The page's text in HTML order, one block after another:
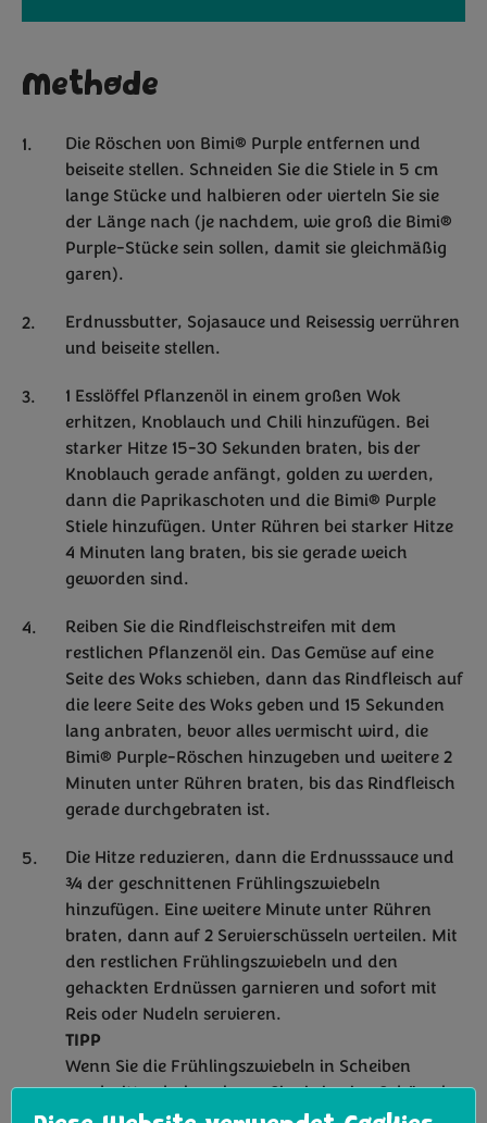
Methode
Die Röschen von Bimi® Purple entfernen und
beiseite stellen. Schneiden Sie die Stiele in 5 cm
lange Stücke und halbieren oder vierteln Sie sie
der Länge nach (je nachdem, wie groß die Bimi®
Purple-Stücke sein sollen, damit sie gleichmäßig
garen).
Erdnussbutter, Sojasauce und Reisessig verrühren
und beiseite stellen.
1 Esslöffel Pflanzenöl in einem großen Wok
erhitzen, Knoblauch und Chili hinzufügen. Bei
starker Hitze 15-30 Sekunden braten, bis der
Knoblauch gerade anfängt, golden zu werden,
dann die Paprikaschoten und die Bimi® Purple
Stiele hinzufügen. Unter Rühren bei starker Hitze
4 Minuten lang braten, bis sie gerade weich
geworden sind.
Reiben Sie die Rindfleischstreifen mit dem
restlichen Pflanzenöl ein. Das Gemüse auf eine
Seite des Woks schieben, dann das Rindfleisch auf
die leere Seite des Woks geben und 15 Sekunden
lang anbraten, bevor alles vermischt wird, die
Bimi® Purple-Röschen hinzugeben und weitere 2
Minuten unter Rühren braten, bis das Rindfleisch
gerade durchgebraten ist.
Die Hitze reduzieren, dann die Erdnusssauce und
¾ der geschnittenen Frühlingszwiebeln
hinzufügen. Eine weitere Minute unter Rühren
braten, dann auf 2 Servierschüsseln verteilen. Mit
den restlichen Frühlingszwiebeln und den
gehackten Erdnüssen garnieren und sofort mit
Reis oder Nudeln servieren.
TIPP
Wenn Sie die Frühlingszwiebeln in Scheiben
geschnitten haben, legen Sie sie in eine Schüssel